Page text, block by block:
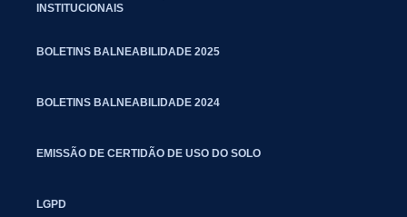
INSTITUCIONAIS
BOLETINS BALNEABILIDADE 2025
BOLETINS BALNEABILIDADE 2024
EMISSÃO DE CERTIDÃO DE USO DO SOLO
LGPD